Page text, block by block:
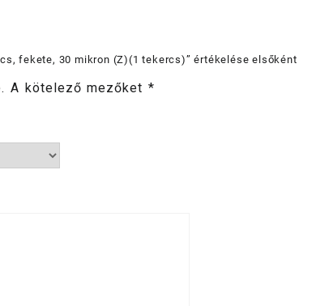
fekete, 30 mikron (Z)(1 tekercs)” értékelése elsőként
A kötelező mezőket *